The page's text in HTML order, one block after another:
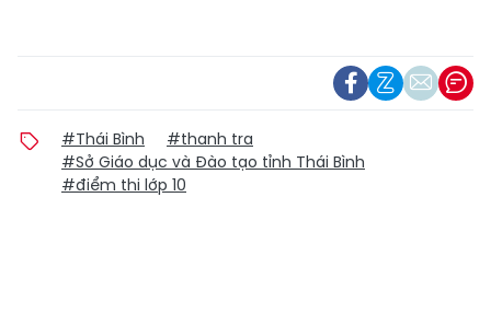
#Thái Bình
#thanh tra
#Sở Giáo dục và Đào tạo tỉnh Thái Bình
#điểm thi lớp 10